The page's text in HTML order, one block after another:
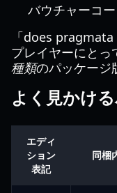
バウチャーコ
「does
プレイヤーにと
種類のパッケージ
よく見かけ
エディ
ション
表記
同梱